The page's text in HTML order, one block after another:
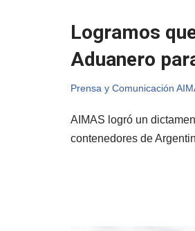
Logramos
Aduanero
Prensa y Comunicación
AIMAS logró un
contenedores de